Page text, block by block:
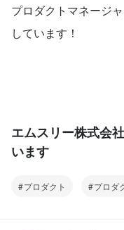
プロダクトマネージ
しています！
エムスリー株式会
います
プロダクト プロダ